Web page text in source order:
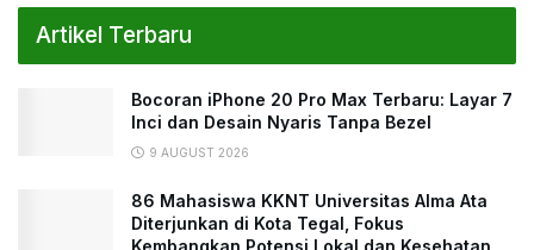
Artikel Terbaru
Bocoran iPhone 20 Pro Max Terbaru: Layar 7
Inci dan Desain Nyaris Tanpa Bezel
9 AUGUST 2026
86 Mahasiswa KKNT Universitas Alma Ata
Diterjunkan di Kota Tegal, Fokus
Kembangkan Potensi Lokal dan Kesehatan